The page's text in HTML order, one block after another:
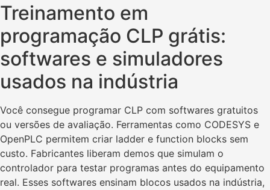
Treinamento em
programação CLP grátis:
softwares e simuladores
usados na indústria
Você consegue programar CLP com softwares gratuitos
ou versões de avaliação. Ferramentas como CODESYS e
OpenPLC permitem criar ladder e function blocks sem
custo. Fabricantes liberam demos que simulam o
controlador para testar programas antes do equipamento
real. Esses softwares ensinam blocos usados na indústria,